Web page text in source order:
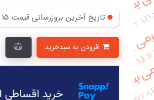
تاریخ آخرین بروزرسانی قیمت 15 مرداد 1405